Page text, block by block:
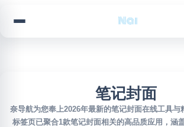
笔记封面
奈导航为您奉上2026年最新的笔记封面在线工具与
标签页已聚合1款笔记封面相关的高品质应用，涵